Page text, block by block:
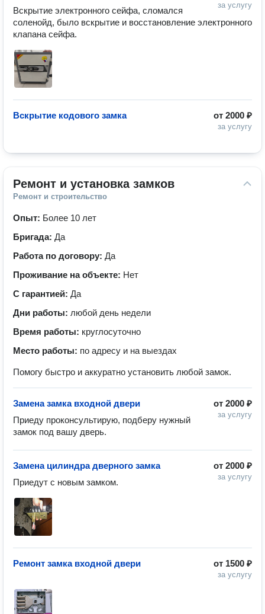
за услугу
Вскрытие электронного сейфа, сломался
соленойд, было вскрытие и восстановление электронного
клапана сейфа.
от 2000 ₽
за услугу
Вскрытие кодового замка
Ремонт и установка замков
Ремонт и строительство
Опыт: Более 10 лет
Бригада: Да
Работа по договору: Да
Проживание на объекте: Нет
С гарантией: Да
Дни работы: любой день недели
Время работы: круглосуточно
Место работы: по адресу и на выездах
Помогу быстро и аккуратно установить любой замок.
от 2000 ₽
за услугу
Замена замка входной двери
Приеду проконсультирую, подберу нужный
замок под вашу дверь.
от 2000 ₽
за услугу
Замена цилиндра дверного замка
Приедут с новым замком.
от 1500 ₽
за услугу
Ремонт замка входной двери